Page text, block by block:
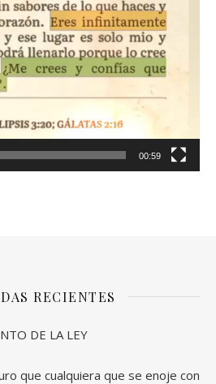
00:59
RECIENTES
DE LA LEY
que cualquiera que se enoje con